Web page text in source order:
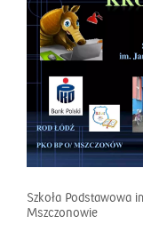
Szkoła Podstawowa
Mszczonowie